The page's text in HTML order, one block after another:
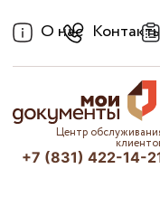
О нас
Центр
+7 (831) 422-14-